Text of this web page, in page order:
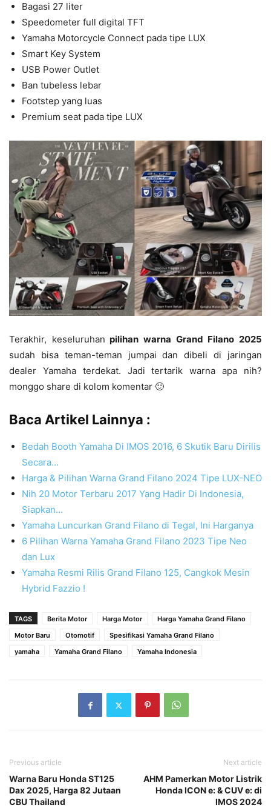
Bagasi 27 liter
Speedometer full digital TFT
Yamaha Motorcycle Connect pada tipe LUX
Smart Key System
USB Power Outlet
Ban tubeless lebar
Footstep yang luas
Premium seat pada tipe LUX
Terakhir, keseluruhan pilihan warna Grand Filano 2025
sudah bisa teman-teman jumpai dan dibeli di jaringan
dealer Yamaha terdekat. Jadi tertarik warna apa nih?
monggo share di kolom komentar 🙂
Baca Artikel Lainnya :
Bedah Booth Yamaha Di IMOS 2016, 6 Skutik Baru Dirilis
Secara…
Harga & Pilihan Warna Grand Filano 2024 Tipe LUX-NEO
Nih 20 Motor Terbaru 2017 Yang Hadir Di Indonesia,
Siapkan…
Yamaha Luncurkan Grand Filano di Tegal, Ini Harganya
6 Pilihan Warna Yamaha Grand Filano 2023 Tipe Neo
dan Lux
Yamaha Resmi Rilis Grand Filano 125, Cangkok Mesin
Hybrid Fazzio !
TAGS Berita Motor Harga Motor
Harga Yamaha Grand Filano
Motor Baru
Otomotif
Spesifikasi Yamaha Grand Filano
yamaha
Yamaha Grand Filano Yamaha Indonesia
Previous article
Warna Baru Honda ST125
Dax 2025, Harga 82 Jutaan
CBU Thailand
Next article
AHM Pamerkan Motor Listrik
Honda ICON e: & CUV e: di
IMOS 2024